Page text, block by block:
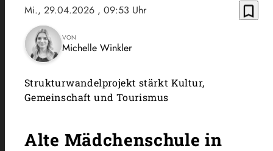
Mi., 29.04.2026 , 09:53 Uhr bookmark_border
VON
Michelle Winkler
Strukturwandelprojekt stärkt Kultur,
Gemeinschaft und Tourismus
Alte Mädchenschule in